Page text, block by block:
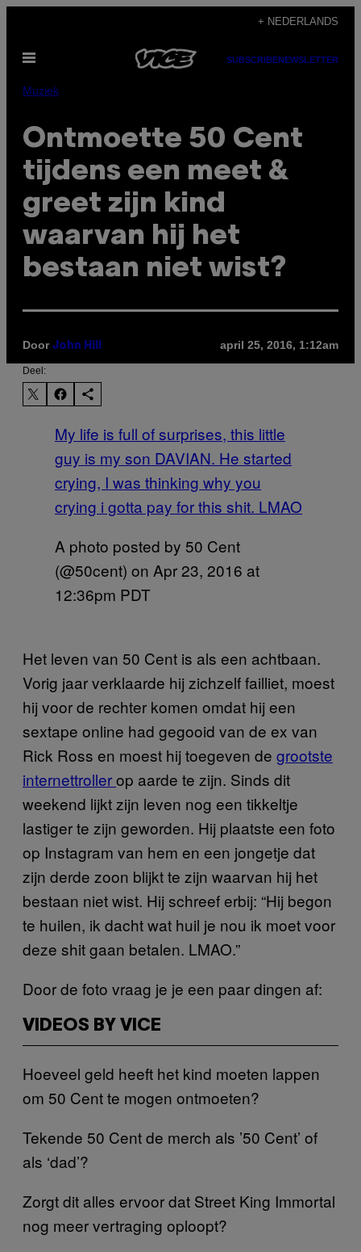
de
inhoud
+ NEDERLANDS
Open
SUBSCRIBENEWSLETTER
Muziek
Ontmoette 50 Cent
tijdens een meet &
greet zijn kind
waarvan hij het
bestaan niet wist?
Door John Hill april 25, 2016, 1:12am
Deel:
My life is full of surprises, this little
guy is my son DAVIAN. He started
crying, I was thinking why you
crying i gotta pay for this shit. LMAO
A photo posted by 50 Cent
(@50cent) on Apr 23, 2016 at
12:36pm PDT
Het leven van 50 Cent is als een achtbaan.
Vorig jaar verklaarde hij zichzelf failliet, moest
hij voor de rechter komen omdat hij een
sextape online had gegooid van de ex van
Rick Ross en moest hij toegeven de grootste
internettrollerop aarde te zijn. Sinds dit
weekend lijkt zijn leven nog een tikkeltje
lastiger te zijn geworden. Hij plaatste een foto
op Instagram van hem en een jongetje dat
zijn derde zoon blijkt te zijn waarvan hij het
bestaan niet wist. Hij schreef erbij: “Hij begon
te huilen, ik dacht wat huil je nou ik moet voor
deze shit gaan betalen. LMAO.”
Door de foto vraag je je een paar dingen af:
VIDEOS BY VICE
Hoeveel geld heeft het kind moeten lappen
om 50 Cent te mogen ontmoeten?
Tekende 50 Cent de merch als ’50 Cent’ of
als ‘dad’?
Zorgt dit alles ervoor dat Street King Immortal
nog meer vertraging oploopt?